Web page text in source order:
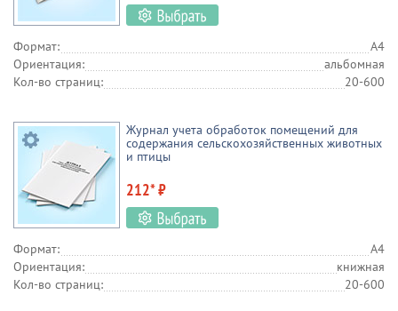
Формат:
А4
Ориентация:
альбомная
Кол-во страниц:
20-600
Журнал учета обработок помещений для
содержания сельскохозяйственных животных
и птицы
212* ₽
Формат:
А4
Ориентация:
книжная
Кол-во страниц:
20-600